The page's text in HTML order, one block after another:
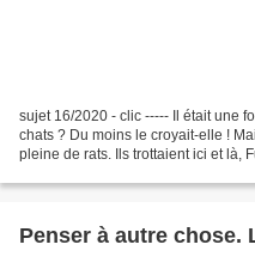
sujet 16/2020 - clic ----- Il était une
chats ? Du moins le croyait-elle !
pleine de rats. Ils trottaient ici et là,